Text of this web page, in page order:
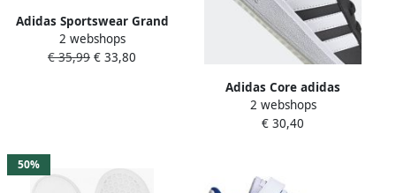
Adidas Sportswear Grand
Court 2.0 sneakers zwart
Imitatieleer 36 2 3
2 webshops
€ 35,99 € 33,80
Adidas Core adidas
Sportswear Grand Court
Schoenen met Elastische
2 webshops
€ 30,40
50%